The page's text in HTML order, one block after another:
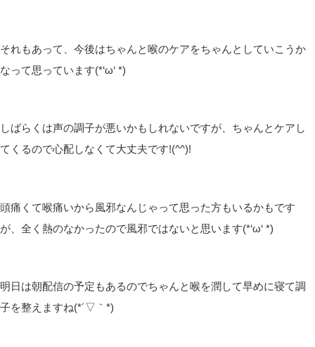
それもあって、今後はちゃんと喉のケアをちゃんとしていこうか
なって思っています(*‘ω‘ *)
しばらくは声の調子が悪いかもしれないですが、ちゃんとケアし
てくるので心配しなくて大丈夫です!(^^)!
頭痛くて喉痛いから風邪なんじゃって思った方もいるかもです
が、全く熱のなかったので風邪ではないと思います(*‘ω‘ *)
明日は朝配信の予定もあるのでちゃんと喉を潤して早めに寝て調
子を整えますね(*´▽｀*)